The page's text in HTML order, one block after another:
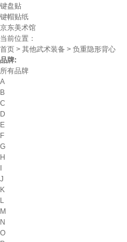
键盘贴
键帽贴纸
京东美术馆
当前位置：
首页 > 其他武术装备 > 负重隐形背心
品牌:
所有品牌
A
B
C
D
E
F
G
H
J
K
L
M
N
O